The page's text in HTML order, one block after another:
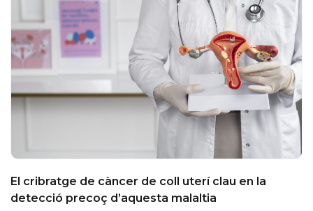
El cribratge de càncer de coll uterí clau en la
detecció precoç d’aquesta malaltia